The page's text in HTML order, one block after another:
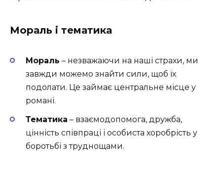
Мораль і тематика
Мораль – незважаючи на наші страхи, ми
завжди можемо знайти сили, щоб їх
подолати. Це займає центральне місце у
романі.
Тематика – взаємодопомога, дружба,
цінність співпраці і особиста хоробрість у
боротьбі з труднощами.